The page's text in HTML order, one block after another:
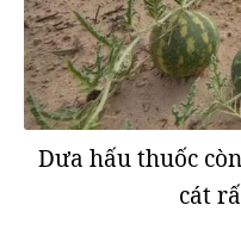
Dưa hấu thuốc
cát